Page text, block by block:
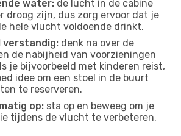
water: de lucht in de cabine
droog zijn, dus zorg ervoor dat je
hele vlucht voldoende drinkt.
verstandig: denk na over de
de nabijheid van voorzieningen
je bijvoorbeeld met kinderen reist,
idee om een ​​stoel in de buurt
te reserveren.
op: sta op en beweeg om je
tijdens de vlucht te verbeteren.